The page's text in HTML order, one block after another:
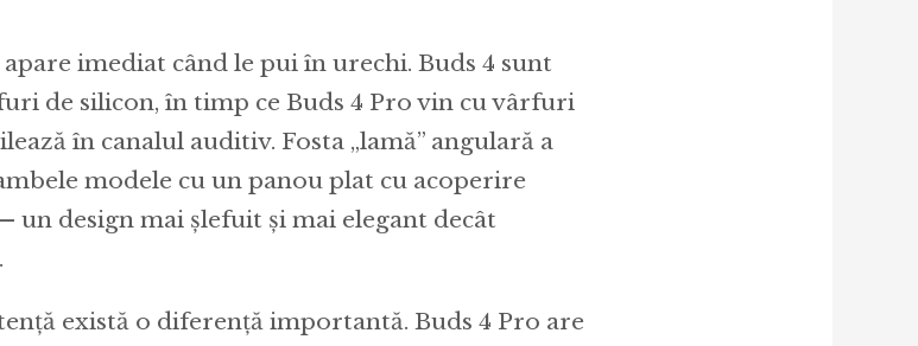
imediat când le pui în urechi. Buds 4 sunt
de silicon, în timp ce Buds 4 Pro vin cu vârfuri
în canalul auditiv. Fosta „lamă” angulară a
modele cu un panou plat cu acoperire
un design mai șlefuit și mai elegant decât
există o diferență importantă. Buds 4 Pro are